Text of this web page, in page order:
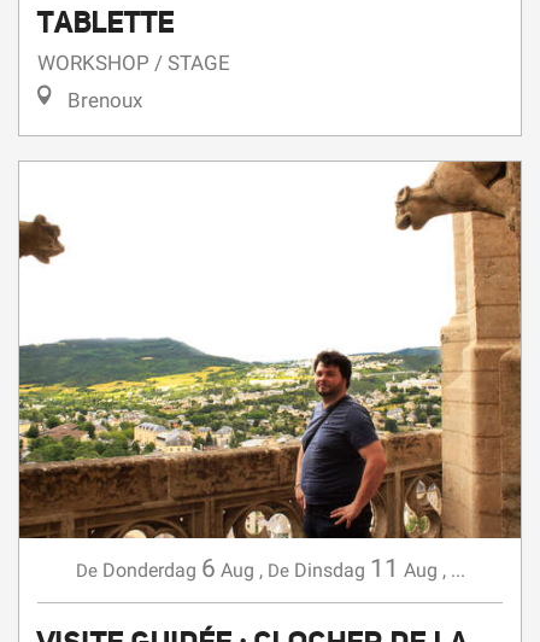
TABLETTE
WORKSHOP / STAGE
Brenoux
De Donderdag 6 Aug , De Dinsdag 11 Aug , ...